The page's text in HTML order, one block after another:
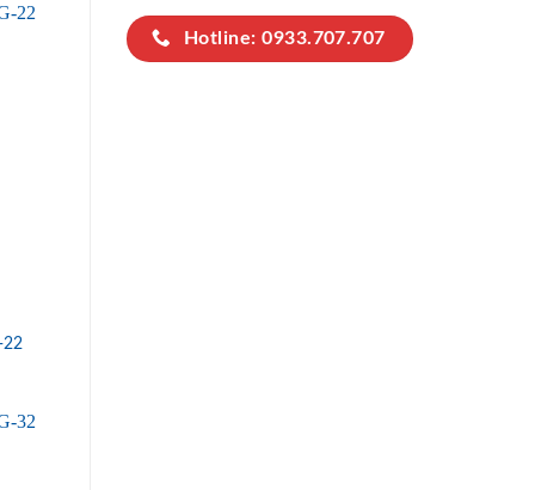
Hotline: 0933.707.707
22